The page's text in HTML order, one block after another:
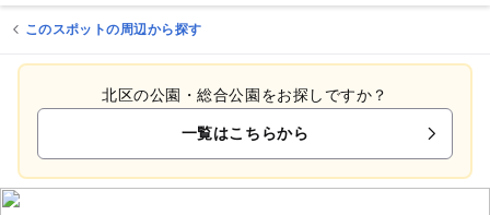
このスポットの周辺から探す
北区の公園・総合公園をお探しですか？
一覧はこちらから